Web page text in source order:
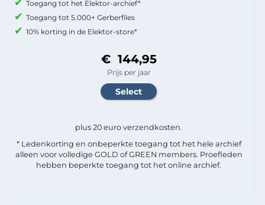
Toegang tot het Elektor-archief*
Toegang tot 5.000+ Gerberfiles
10% korting in de Elektor-store*
€ 144,95
Prijs per jaar
plus 20 euro verzendkosten.
* Ledenkorting en onbeperkte toegang tot het hele archief
alleen voor volledige GOLD of GREEN members. Proefleden
hebben beperkte toegang tot het online archief.